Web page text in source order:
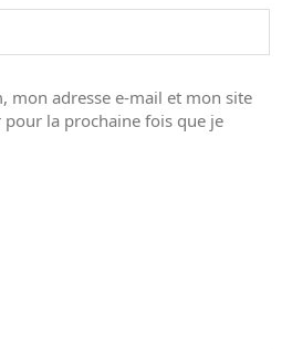
mon adresse e-mail et mon site
pour la prochaine fois que je